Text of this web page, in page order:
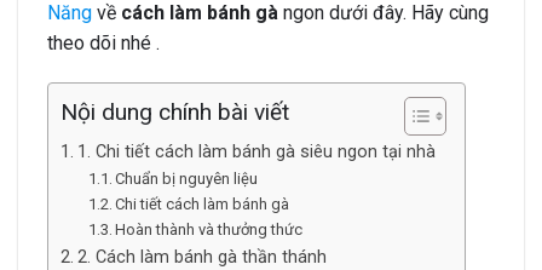
Năng về cách làm bánh gà ngon dưới đây. Hãy cùng
theo dõi nhé .
Nội dung chính bài viết
1. Chi tiết cách làm bánh gà siêu ngon tại nhà
Chuẩn bị nguyên liệu
Chi tiết cách làm bánh gà
Hoàn thành và thưởng thức
2. Cách làm bánh gà thần thánh